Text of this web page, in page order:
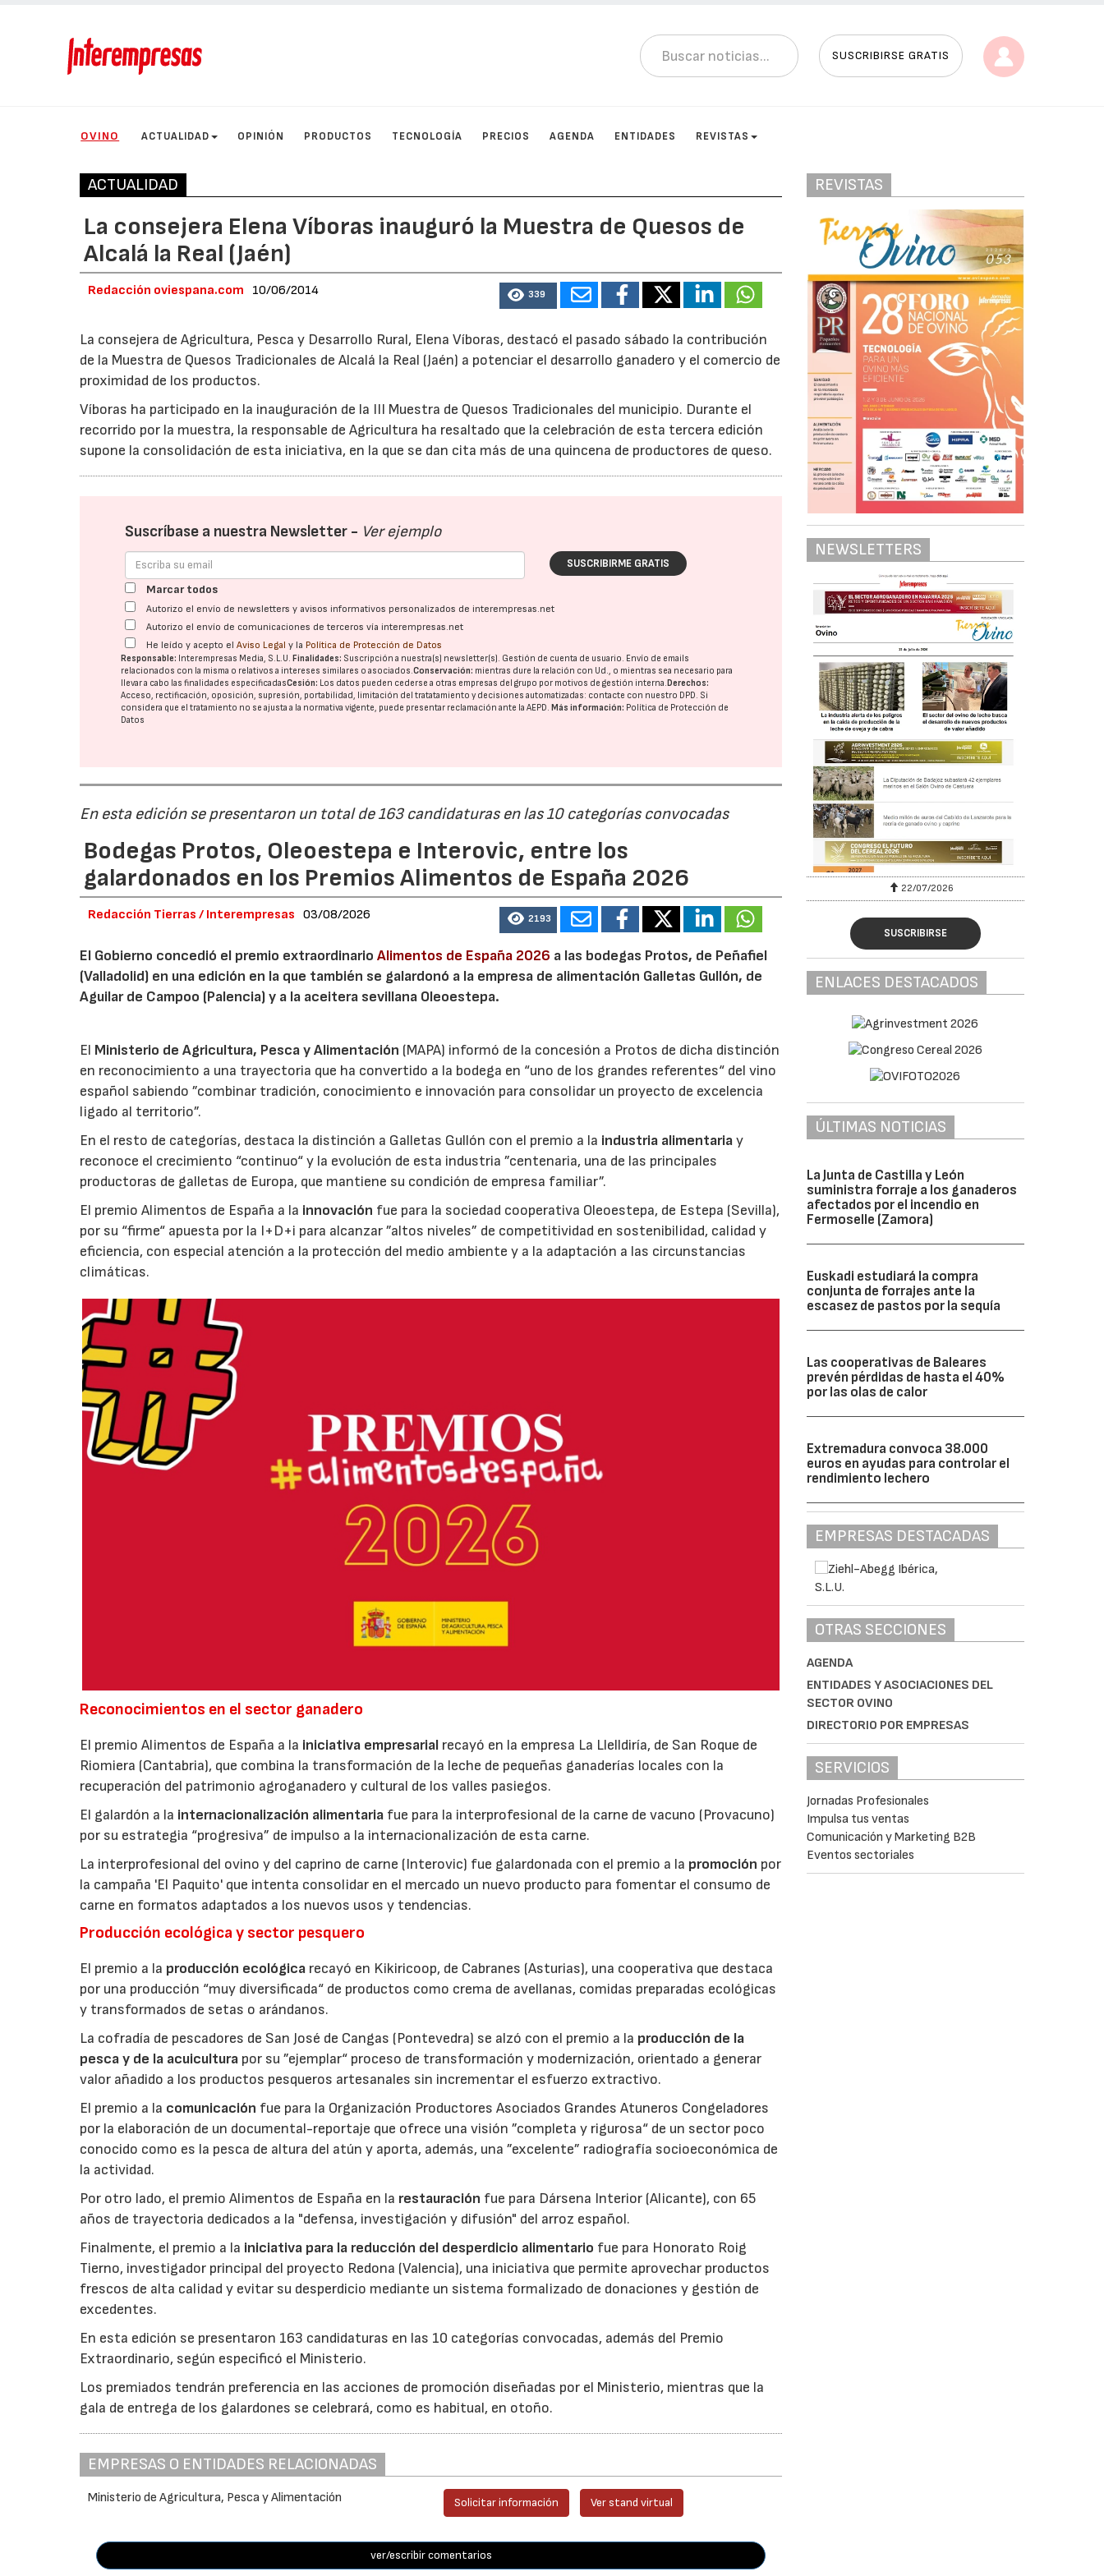
SUSCRIBIRSE GRATIS
OVINO ACTUALIDAD OPINIÓN PRODUCTOS TECNOLOGÍA PRECIOS AGENDA ENTIDADES REVISTAS
ACTUALIDAD
La consejera Elena Víboras inauguró la Muestra de Quesos de
Alcalá la Real (Jaén)
Redacción oviespana.com 10/06/2014 339
La consejera de Agricultura, Pesca y Desarrollo Rural, Elena Víboras, destacó el pasado sábado la contribución
de la Muestra de Quesos Tradicionales de Alcalá la Real (Jaén) a potenciar el desarrollo ganadero y el comercio de
proximidad de los productos.
Víboras ha participado en la inauguración de la III Muestra de Quesos Tradicionales del municipio. Durante el
recorrido por la muestra, la responsable de Agricultura ha resaltado que la celebración de esta tercera edición
supone la consolidación de esta iniciativa, en la que se dan cita más de una quincena de productores de queso.
Suscríbase a nuestra Newsletter - Ver ejemplo
SUSCRIBIRME GRATIS
Marcar todos
Autorizo el envío de newsletters y avisos informativos personalizados de interempresas.net
Autorizo el envío de comunicaciones de terceros vía interempresas.net
He leído y acepto elAviso Legal y la Política de Protección de Datos
Responsable: Interempresas Media, S.L.U.Finalidades: Suscripción a nuestra(s) newsletter(s). Gestión de cuenta de usuario. Envío de emails
relacionados con la misma o relativos a intereses similares o asociados.Conservación: mientras dure la relación con Ud., o mientras sea necesario para
llevar a cabo las finalidades especificadasCesión: Los datos pueden cederse a otras empresas del grupo por motivos de gestión interna.Derechos:
Acceso, rectificación, oposición, supresión, portabilidad, limitación del tratatamiento y decisiones automatizadas: contacte con nuestro DPD. Si
considera que el tratamiento no se ajusta a la normativa vigente, puede presentar reclamación ante laAEPD.Más información: Política de Protección de
Datos
En esta edición se presentaron un total de 163 candidaturas en las 10 categorías convocadas
Bodegas Protos, Oleoestepa e Interovic, entre los
galardonados en los Premios Alimentos de España 2026
Redacción Tierras / Interempresas 03/08/2026 2193
El Gobierno concedió el premio extraordinarioAlimentos de España 2026 a las bodegas Protos, de Peñafiel
(Valladolid) en una edición en la que también se galardonó a la empresa de alimentación Galletas Gullón, de
Aguilar de Campoo (Palencia) y a la aceitera sevillana Oleoestepa.
El Ministerio de Agricultura, Pesca y Alimentación (MAPA) informó de la concesión a Protos de dicha distinción
en reconocimiento a una trayectoria que ha convertido a la bodega en “uno de los grandes referentes“ del vino
español sabiendo ”combinar tradición, conocimiento e innovación para consolidar un proyecto de excelencia
ligado al territorio”.
En el resto de categorías, destaca la distinción a Galletas Gullón con el premio a la industria alimentariay
reconoce el crecimiento “continuo“ y la evolución de esta industria ”centenaria, una de las principales
productoras de galletas de Europa, que mantiene su condición de empresa familiar”.
El premio Alimentos de España a la innovación fue para la sociedad cooperativa Oleoestepa, de Estepa (Sevilla),
por su “firme“ apuesta por la I+D+i para alcanzar ”altos niveles” de competitividad en sostenibilidad, calidad y
eficiencia, con especial atención a la protección del medio ambiente y a la adaptación a las circunstancias
climáticas.
Reconocimientos en el sector ganadero
El premio Alimentos de España a la iniciativa empresarial recayó en la empresa La Llelldiría, de San Roque de
Riomiera (Cantabria), que combina la transformación de la leche de pequeñas ganaderías locales con la
recuperación del patrimonio agroganadero y cultural de los valles pasiegos.
El galardón a la internacionalización alimentaria fue para la interprofesional de la carne de vacuno (Provacuno)
por su estrategia “progresiva” de impulso a la internacionalización de esta carne.
La interprofesional del ovino y del caprino de carne (Interovic) fue galardonada con el premio a la promoción por
la campaña 'El Paquito' que intenta consolidar en el mercado un nuevo producto para fomentar el consumo de
carne en formatos adaptados a los nuevos usos y tendencias.
Producción ecológica y sector pesquero
El premio a la producción ecológica recayó en Kikiricoop, de Cabranes (Asturias), una cooperativa que destaca
por una producción “muy diversificada“ de productos como crema de avellanas, comidas preparadas ecológicas
y transformados de setas o arándanos.
La cofradía de pescadores de San José de Cangas (Pontevedra) se alzó con el premio a la producción de la
pesca y de la acuicultura por su ”ejemplar“ proceso de transformación y modernización, orientado a generar
valor añadido a los productos pesqueros artesanales sin incrementar el esfuerzo extractivo.
El premio a la comunicación fue para la Organización Productores Asociados Grandes Atuneros Congeladores
por la elaboración de un documental-reportaje que ofrece una visión ”completa y rigurosa“ de un sector poco
conocido como es la pesca de altura del atún y aporta, además, una ”excelente” radiografía socioeconómica de
la actividad.
Por otro lado, el premio Alimentos de España en la restauración fue para Dársena Interior (Alicante), con 65
años de trayectoria dedicados a la "defensa, investigación y difusión" del arroz español.
Finalmente, el premio a la iniciativa para la reducción del desperdicio alimentario fue para Honorato Roig
Tierno, investigador principal del proyecto Redona (Valencia), una iniciativa que permite aprovechar productos
frescos de alta calidad y evitar su desperdicio mediante un sistema formalizado de donaciones y gestión de
excedentes.
En esta edición se presentaron 163 candidaturas en las 10 categorías convocadas, además del Premio
Extraordinario, según especificó el Ministerio.
Los premiados tendrán preferencia en las acciones de promoción diseñadas por el Ministerio, mientras que la
gala de entrega de los galardones se celebrará, como es habitual, en otoño.
EMPRESAS O ENTIDADES RELACIONADAS
Ministerio de Agricultura, Pesca y Alimentación Solicitar información Ver stand virtual
ver/escribir comentarios
REVISTAS
NEWSLETTERS
22/07/2026 29/07/2026 22/07/2026
SUSCRIBIRSE
ENLACES DESTACADOS
ÚLTIMAS NOTICIAS
La Junta de Castilla y León
suministra forraje a los ganaderos
afectados por el incendio en
Fermoselle (Zamora)
Euskadi estudiará la compra
conjunta de forrajes ante la
escasez de pastos por la sequía
Las cooperativas de Baleares
prevén pérdidas de hasta el 40%
por las olas de calor
Extremadura convoca 38.000
euros en ayudas para controlar el
rendimiento lechero
EMPRESAS DESTACADAS
OTRAS SECCIONES
AGENDA
ENTIDADES Y ASOCIACIONES DEL
SECTOR OVINO
DIRECTORIO POR EMPRESAS
SERVICIOS
Jornadas Profesionales
Impulsa tus ventas
Comunicación y Marketing B2B
Eventos sectoriales